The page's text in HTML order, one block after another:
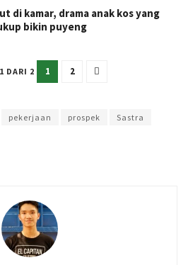
di kamar, drama anak kos yang
bikin puyeng
DARI 2 1 2
pekerjaan prospek Sastra